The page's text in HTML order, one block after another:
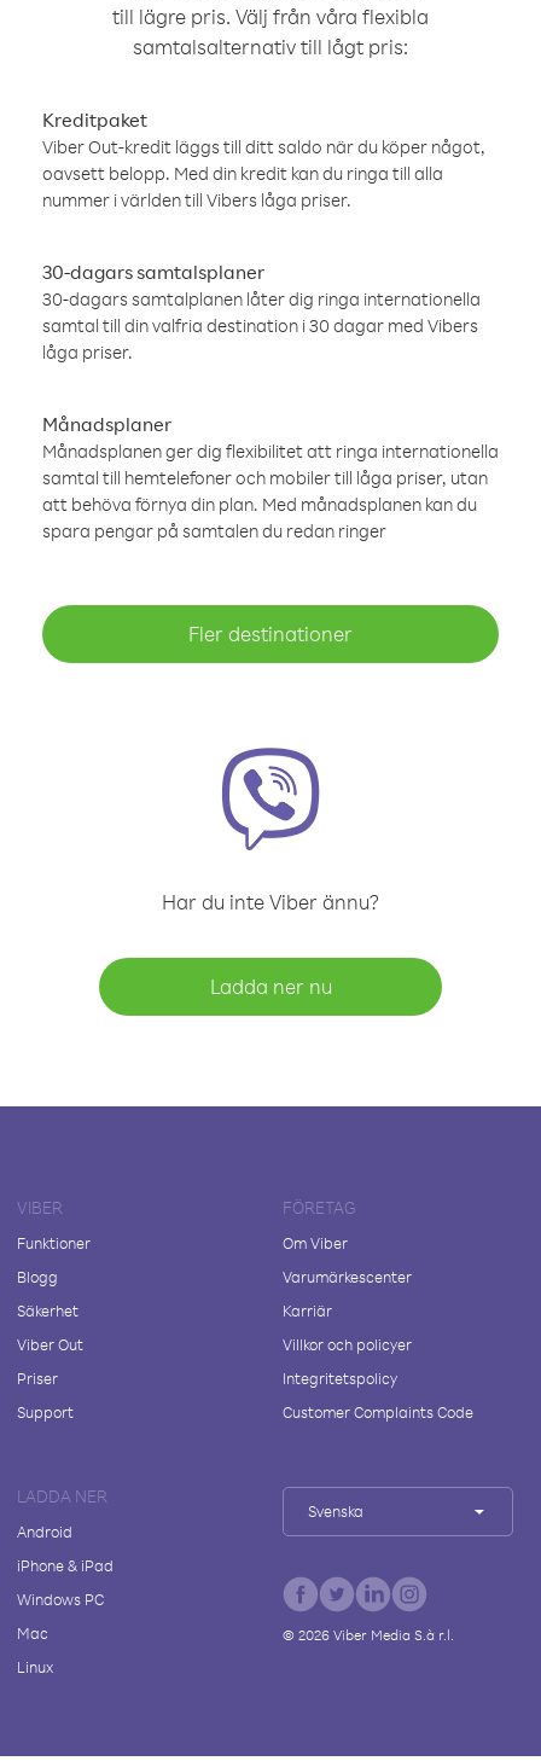
till lägre pris. Välj från våra flexibla
samtalsalternativ till lågt pris:
Kreditpaket
Viber Out-kredit läggs till ditt saldo när du köper något,
oavsett belopp. Med din kredit kan du ringa till alla
nummer i världen till Vibers låga priser.
30-dagars samtalsplaner
30-dagars samtalplanen låter dig ringa internationella
samtal till din valfria destination i 30 dagar med Vibers
låga priser.
Månadsplaner
Månadsplanen ger dig flexibilitet att ringa internationella
samtal till hemtelefoner och mobiler till låga priser, utan
att behöva förnya din plan. Med månadsplanen kan du
spara pengar på samtalen du redan ringer
Fler destinationer
Har du inte Viber ännu?
Ladda ner nu
VIBER
Funktioner
Blogg
Säkerhet
Viber Out
Priser
Support
FÖRETAG
Om Viber
Varumärkescenter
Karriär
Villkor och policyer
Integritetspolicy
Customer Complaints Code
LADDA NER
Android
iPhone & iPad
Windows PC
Mac
Linux
Svenska
© 2026Viber Media S.à r.l.